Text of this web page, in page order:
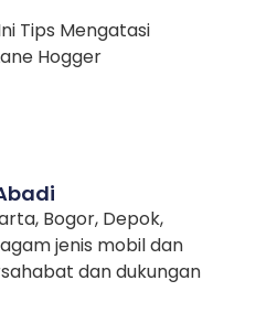
Bogor, Depok,
jenis mobil dan
dan dukungan
Tips Mengatasi
Hogger